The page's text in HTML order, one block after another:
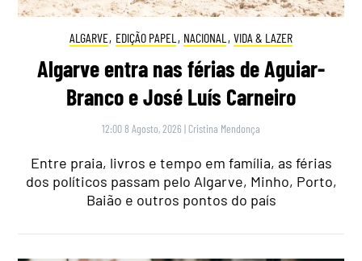
ALGARVE, EDIÇÃO PAPEL , NACIONAL , VIDA & LAZER
Algarve entra nas férias de Aguiar-
Branco e José Luís Carneiro
12:00 8 Agosto, 2026 | Cristina Mendonça
Entre praia, livros e tempo em família, as férias
dos políticos passam pelo Algarve, Minho, Porto,
Baião e outros pontos do país